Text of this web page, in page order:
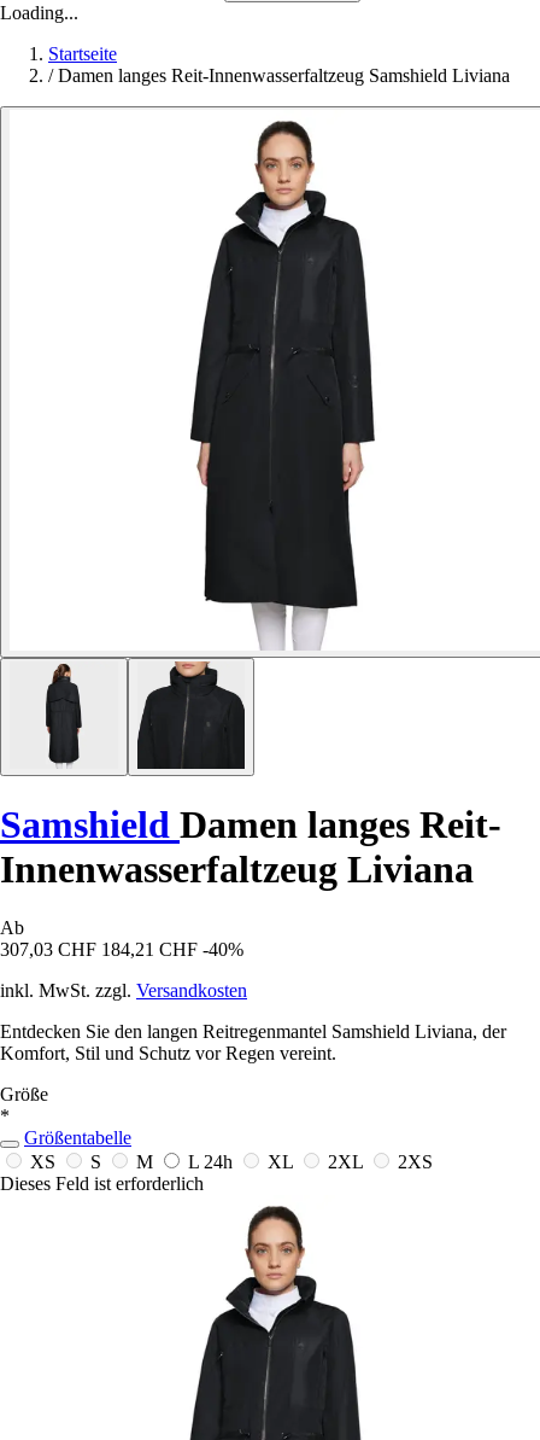
Loading...
Startseite
/ Damen langes Reit-Innenwasserfaltzeug Samshield Liviana
Samshield Damen langes Reit-
Innenwasserfaltzeug Liviana
Ab
307,03 CHF 184,21 CHF -40%
inkl. MwSt. zzgl. Versandkosten
Entdecken Sie den langen Reitregenmantel Samshield Liviana, der
Komfort, Stil und Schutz vor Regen vereint.
Größe
*
Größentabelle
XS
S M L 24h XL 2XL
2XS
Dieses Feld ist erforderlich